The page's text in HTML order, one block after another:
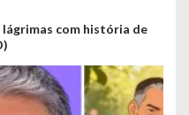
com história de